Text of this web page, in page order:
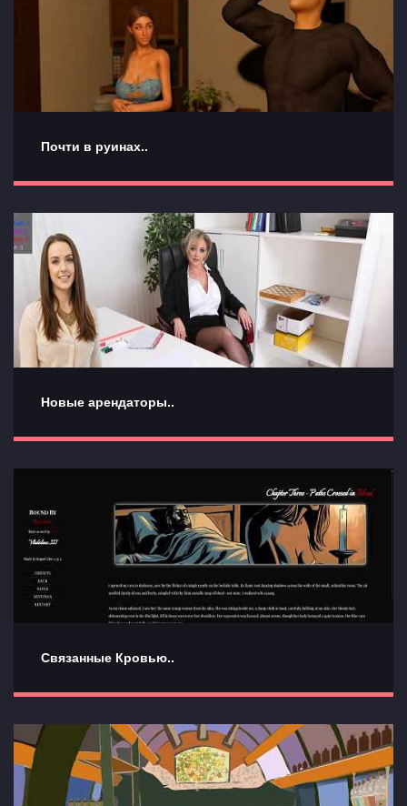
Почти в руинах..
Новые арендаторы..
Связанные Кровью..